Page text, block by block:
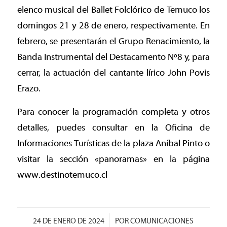
elenco musical del Ballet Folclórico de Temuco los
domingos 21 y 28 de enero, respectivamente. En
febrero, se presentarán el Grupo Renacimiento, la
Banda Instrumental del Destacamento Nº8 y, para
cerrar, la actuación del cantante lírico John Povis
Erazo.
Para conocer la programación completa y otros
detalles, puedes consultar en la Oficina de
Informaciones Turísticas de la plaza Aníbal Pinto o
visitar la sección «panoramas» en la página
www.destinotemuco.cl
24 DE ENERO DE 2024
/ PORCOMUNICACIONES